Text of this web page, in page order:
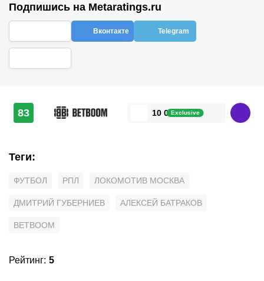
Подпишись на Metaratings.ru
Вконтакте Telegram
83 10 000 ₽Exclusive
Теги:
ФУТБОЛ РПЛ ЛОКОМОТИВ МОСКВА
ДМИТРИЙ ГУБЕРНИЕВ АЛЕКСЕЙ БАТРАКОВ
BETBOOM
Рейтинг: 5